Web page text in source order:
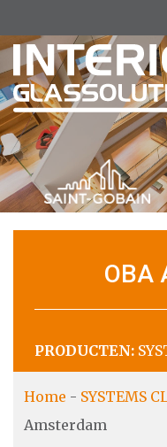
OBA
PRODUCTEN:
Home - SYSTEMS
Amsterdam